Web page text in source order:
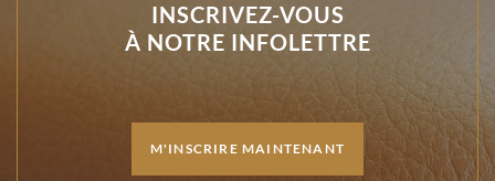
INSCRIVEZ-VOUS
À NOTRE INFOLETTRE
M'INSCRIRE MAINTENANT